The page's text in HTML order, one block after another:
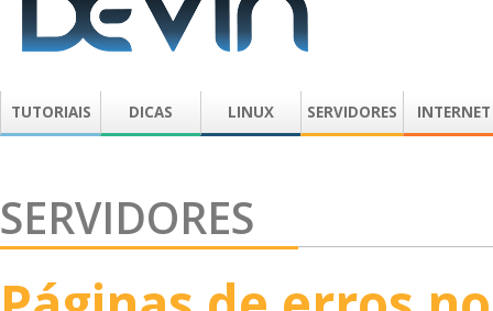
TUTORIAIS DICAS LINUX SERVIDORES INTERNET
SERVIDORES